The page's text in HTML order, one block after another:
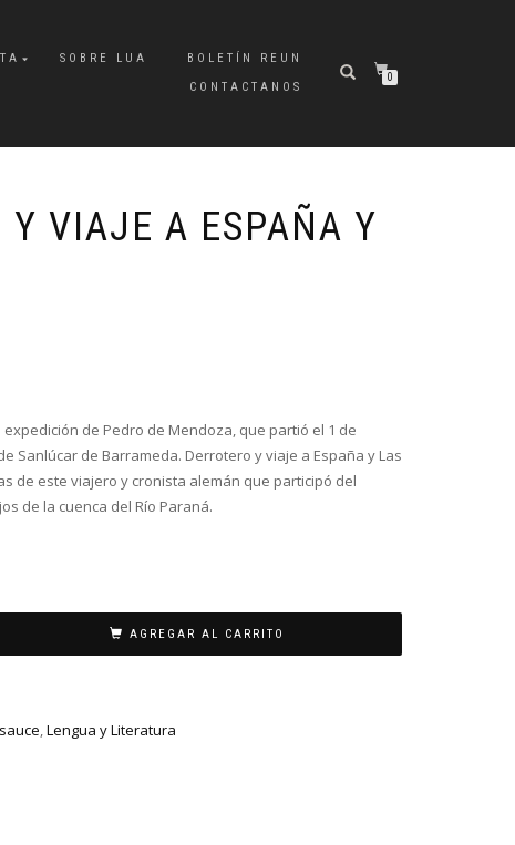
SOBRE LUA
BOLETÍN REUN
CONTACTANOS
0
Y VIAJE A ESPAÑA Y
de Pedro de Mendoza, que partió el 1 de
Sanlúcar de Barrameda. Derrotero y viaje a España y Las
de este viajero y cronista alemán que participó del
de la cuenca del Río Paraná.
AGREGAR AL CARRITO
,Lengua y Literatura